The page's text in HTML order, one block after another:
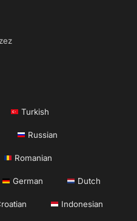
Turkish
Russian
Romanian
German Dutch
Indonesian